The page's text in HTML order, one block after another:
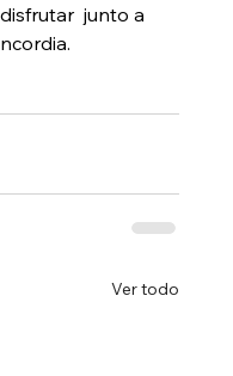
junto a
Ver todo